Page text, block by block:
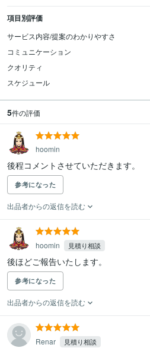
項目別評価
サービス内容/提案のわかりやすさ
コミュニケーション
クオリティ
スケジュール
5件の評価
hoomin
後程コメントさせていただきます。
参考になった
出品者からの返信を読む
hoomin 見積り相談
後ほどご報告いたします。
参考になった
出品者からの返信を読む
Renar 見積り相談